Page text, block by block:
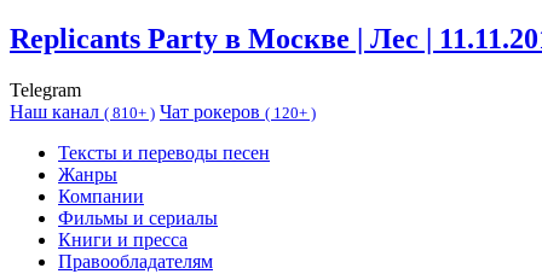
Replicants Party в Москве | Лес |
Telegram
Наш канал ( 810+ ) Чат рокеров ( 120+ )
Тексты и переводы песен
Жанры
Компании
Фильмы и сериалы
Книги и пресса
Правообладателям